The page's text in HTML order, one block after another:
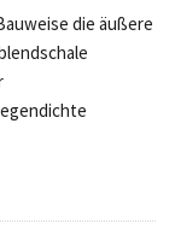
die äußere